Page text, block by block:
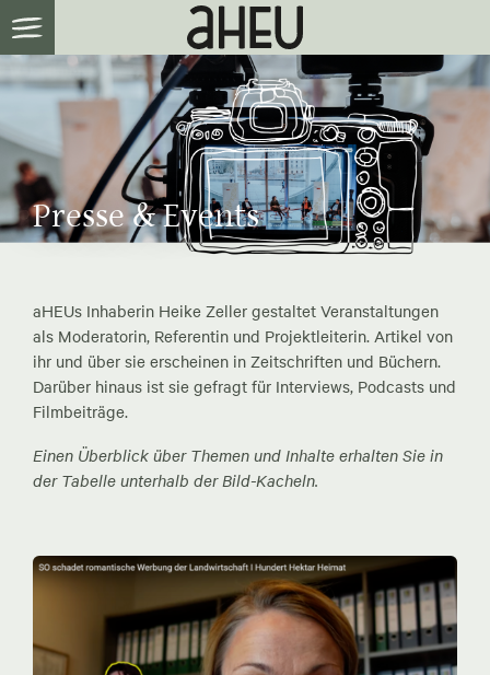
Presse & Events
aHEUs Inhaberin Heike Zeller gestaltet Veranstaltungen
als Moderatorin, Referentin und Projektleiterin. Artikel von
ihr und über sie erscheinen in Zeitschriften und Büchern.
Darüber hinaus ist sie gefragt für Interviews, Podcasts und
Filmbeiträge.
Einen Überblick über Themen und Inhalte erhalten Sie in
der Tabelle unterhalb der Bild-Kacheln.